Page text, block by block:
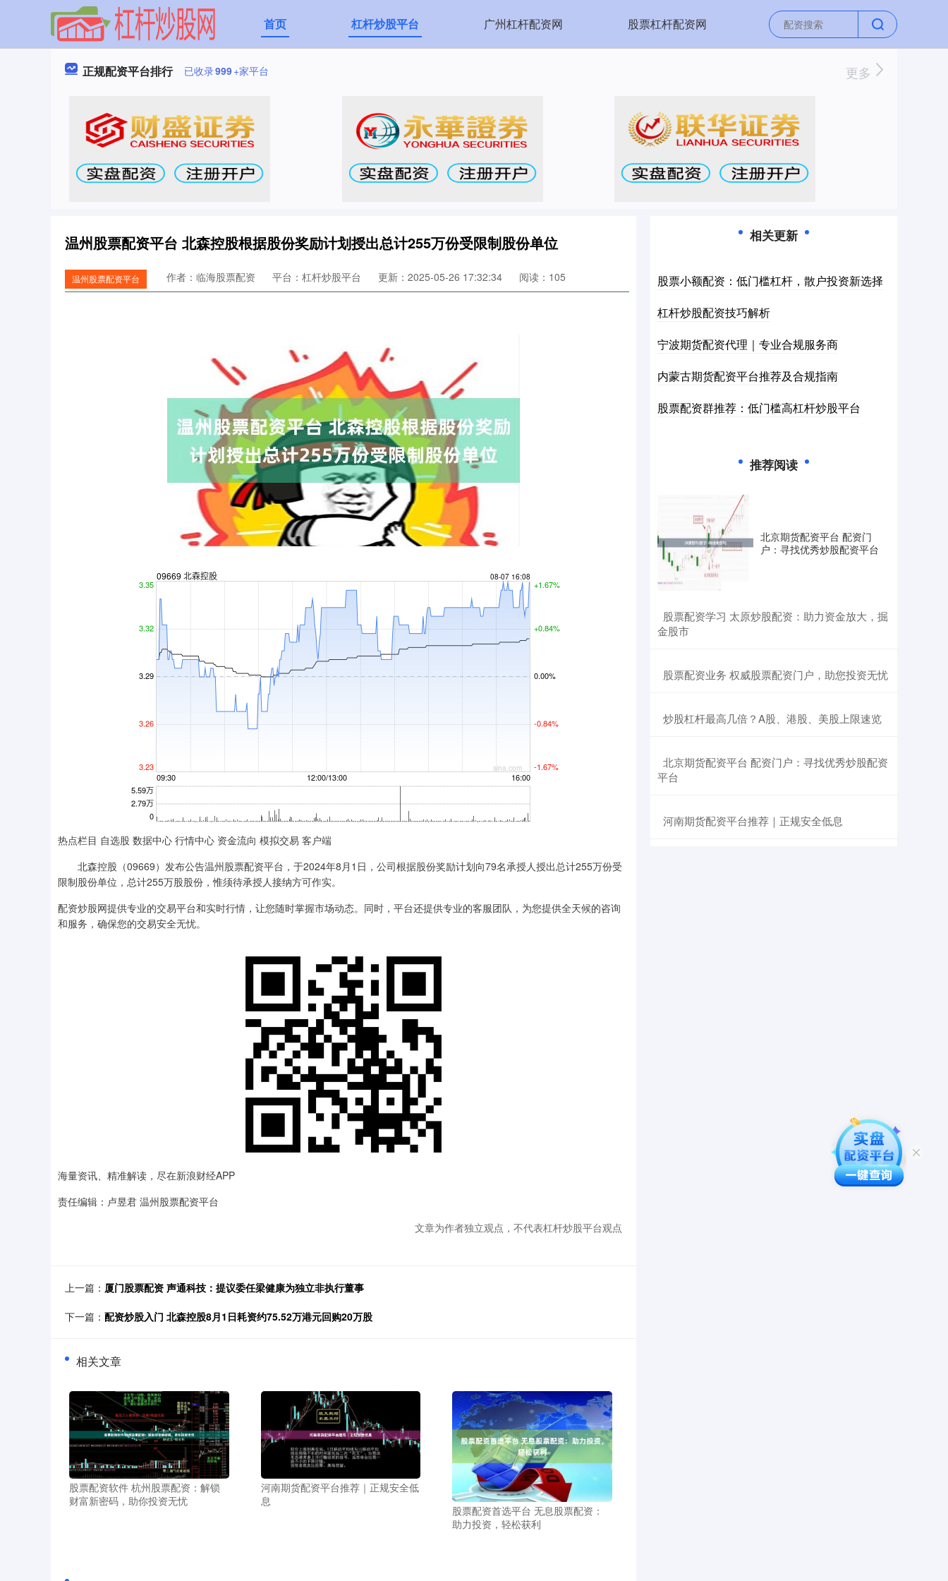
首页 杠杆炒股平台 广州杠杆配资网 股票杠杆配资网
正规配资平台排行 已收录999+家平台 更多
温州股票配资平台 北森控股根据股份奖励计划授出总计255万份受限制股份单位
温州股票配资平台 作者：临海股票配资 平台：杠杆炒股平台 更新：2025-05-26 17:32:34 阅读：105
热点栏目 自选股 数据中心 行情中心 资金流向 模拟交易 客户端
北森控股（09669）发布公告温州股票配资平台，于2024年8月1日，公司根据股份奖励计划向79名承授人授出总计255万份受
限制股份单位，总计255万股股份，惟须待承授人接纳方可作实。
配资炒股网提供专业的交易平台和实时行情，让您随时掌握市场动态。同时，平台还提供专业的客服团队，为您提供全天候的咨询
和服务，确保您的交易安全无忧。
海量资讯、精准解读，尽在新浪财经APP
责任编辑：卢昱君 温州股票配资平台
文章为作者独立观点，不代表杠杆炒股平台观点
上一篇： 厦门股票配资 声通科技：提议委任梁健康为独立非执行董事
下一篇： 配资炒股入门 北森控股8月1日耗资约75.52万港元回购20万股
相关文章
股票配资软件 杭州股票配资：解锁
财富新密码，助你投资无忧
河南期货配资平台推荐｜正规安全低
息
股票配资首选平台 无息股票配资：
助力投资，轻松获利
相关更新
股票小额配资：低门槛杠杆，散户投资新选择
杠杆炒股配资技巧解析
宁波期货配资代理｜专业合规服务商
内蒙古期货配资平台推荐及合规指南
股票配资群推荐：低门槛高杠杆炒股平台
推荐阅读
北京期货配资平台 配资门
户：寻找优秀炒股配资平台
​股票配资学习 太原炒股配资：助力资金放大，掘
金股市
​股票配资业务 权威股票配资门户，助您投资无忧
​炒股杠杆最高几倍？A股、港股、美股上限速览
​北京期货配资平台 配资门户：寻找优秀炒股配资
平台
​河南期货配资平台推荐｜正规安全低息